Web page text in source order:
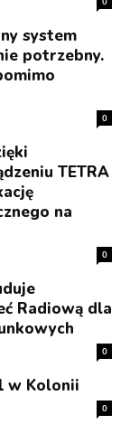
system
potrzebny.
0
TETRA
na
0
Radiową dla
0
w Kolonii
0